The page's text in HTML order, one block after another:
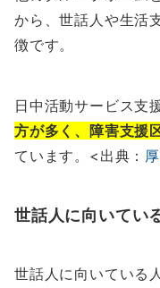
から、世話人や生活
徴です。
日中活動サービス支
方が多く、障害支援
ています。<出典：
世話人に向いてい
世話人に向いている